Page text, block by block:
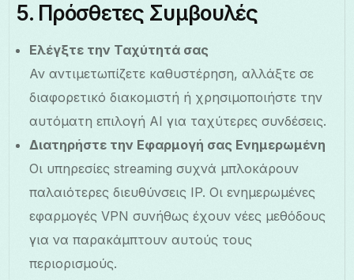
5. Πρόσθετες Συμβουλές
Ελέγξτε την Ταχύτητά σας
Αν αντιμετωπίζετε καθυστέρηση, αλλάξτε σε
διαφορετικό διακομιστή ή χρησιμοποιήστε την
αυτόματη επιλογή AI για ταχύτερες συνδέσεις.
Διατηρήστε την Εφαρμογή σας Ενημερωμένη
Οι υπηρεσίες streaming συχνά μπλοκάρουν
παλαιότερες διευθύνσεις IP. Οι ενημερωμένες
εφαρμογές VPN συνήθως έχουν νέες μεθόδους
για να παρακάμπτουν αυτούς τους
περιορισμούς.